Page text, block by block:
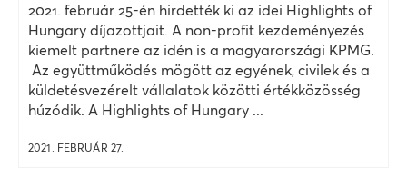
2021. február 25-én hirdették ki az idei Highlights of
Hungary díjazottjait. A non-profit kezdeményezés
kiemelt partnere az idén is a magyarországi KPMG.
Az együttműködés mögött az egyének, civilek és a
küldetésvezérelt vállalatok közötti értékközösség
húzódik. A Highlights of Hungary ...
2021. FEBRUÁR 27.